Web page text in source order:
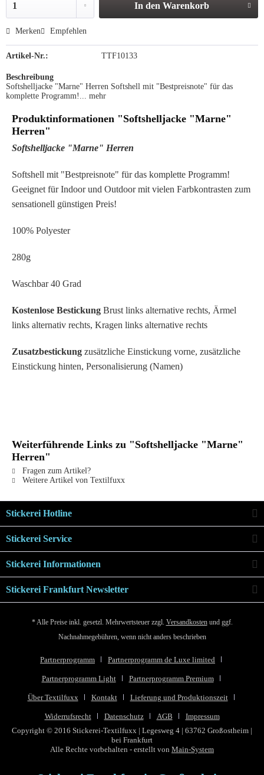
In den Warenkorb
Merken Empfehlen
Artikel-Nr.: TTF10133
Beschreibung
Softshelljacke "Marne" Herren Softshell mit "Bestpreisnote" für das
komplette Programm!... mehr
Produktinformationen "Softshelljacke "Marne"
Herren"
Softshelljacke "Marne" Herren
Softshell mit "Bestpreisnote" für das komplette Programm!
Geeignet für Indoor und Outdoor mit vielen Farbkontrasten zum
sensationell günstigen Preis!
100% Polyester
280g
Waschbar 40 Grad
Kostenlose Bestickung Brust links alternative rechts, Ärmel
links alternativ rechts, Kragen links alternative rechts
Zusatzbestickung zusätzliche Einstickung vorne, zusätzliche
Einstickung hinten, Personalisierung (Namen)
Weiterführende Links zu "Softshelljacke "Marne"
Herren"
Fragen zum Artikel?
Weitere Artikel von Textilfuxx
Stickerei Hotline
Stickerei Service
Stickerei Informationen
Stickerei Frankfurt Newsletter
* Alle Preise inkl. gesetzl. Mehrwertsteuer zzgl. Versandkostenund ggf.
Nachnahmegebühren, wenn nicht anders beschrieben
Partnerprogramm Partnerprogramm de Luxe limited
Partnerprogramm Light Partnerprogramm Premium
Über Textilfuxx Kontakt Lieferung und Produktionszeit
Widerrufsrecht Datenschutz AGB
Impressum
Copyright © 2016 Stickerei-Textilfuxx | Legesweg 4 | 63762 Großostheim |
bei Frankfurt
Alle Rechte vorbehalten - erstellt von Main-System